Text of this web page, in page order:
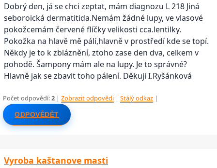
Dobrý den, já se chci zeptat, mám diagnozu L 218 Jiná
seboroická dermatitida.Nemám žádné lupy, ve vlasové
pokožcemám červené flíčky velikosti cca.lentilky.
Pokožka na hlavě mě pálí,hlavně v prostředí kde se topí.
Někdy je to k zbláznění, ztoho zase den dva, celkem v
pohodě. Šampony mám ale na lupy. Je to správné?
Hlavně jak se zbavit toho pálení. Děkuji I.Ryšánková
Počet odpovědí:2 |Zobrazit odpovědi |Stálý odkaz |
ODPOVĚDĚT
Vyroba kaštanove masti